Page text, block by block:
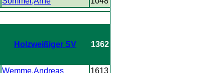
Holzweißiger SV 1362
Wemme,Andreas
1613